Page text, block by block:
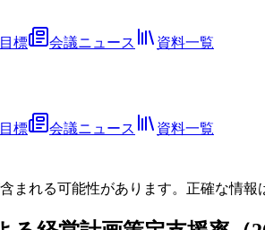
標 会議ニュース 資料一覧
標 会議ニュース
資料一覧
まれる可能性があります。正確な情報